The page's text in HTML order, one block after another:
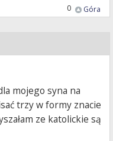
Góra
0
mojego syna na
trzy w formy znacie
ze katolickie są